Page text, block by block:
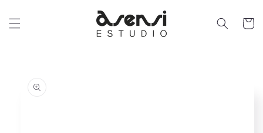
al contenido
Carrito
información